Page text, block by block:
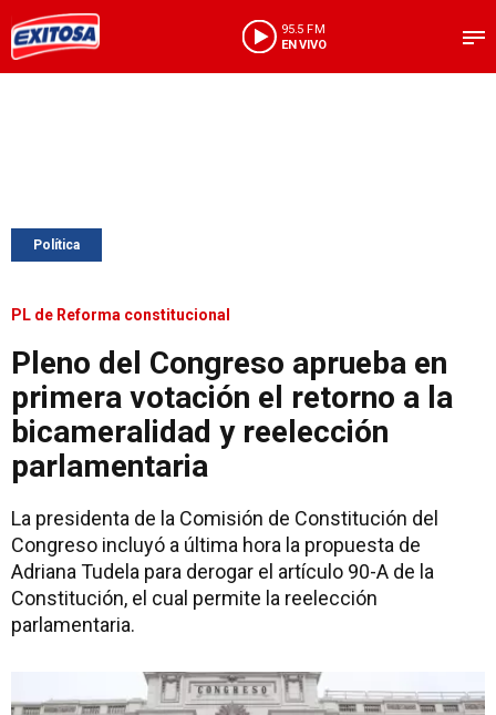
95.5 FM
EN VIVO
Política
PL de Reforma constitucional
Pleno del Congreso aprueba en
primera votación el retorno a la
bicameralidad y reelección
parlamentaria
La presidenta de la Comisión de Constitución del
Congreso incluyó a última hora la propuesta de
Adriana Tudela para derogar el artículo 90-A de la
Constitución, el cual permite la reelección
parlamentaria.